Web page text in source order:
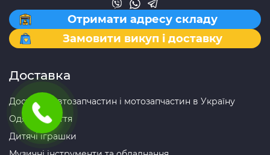
Отримати адресу складу
Замовити викуп і доставку
Доставка
Доставка автозапчастин і мотозапчастин в Україну
Одяг та взуття
Дитячі іграшки